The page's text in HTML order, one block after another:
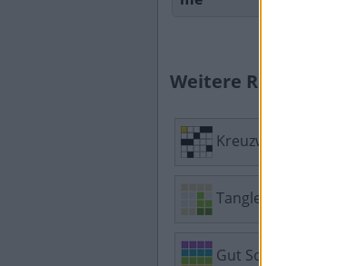
Weitere
Kreuzworträtsel
Tangle
Gut Sortiert